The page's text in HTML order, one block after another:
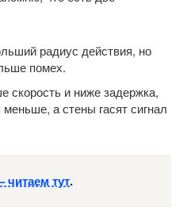
радиус действия, но
помех.
скорость и ниже задержка,
а стены гасят сигнал
читаем тут.